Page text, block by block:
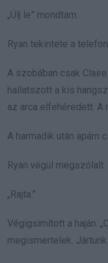
„Ülj le” mondtam.
Ryan tekintete a
A szobában csak
hallatszott a kis
az arca elfehéredett. A
A harmadik után apám
Ryan végül megszólalt.
„Rajta.”
Végigsimított a haján.
megismertelek.